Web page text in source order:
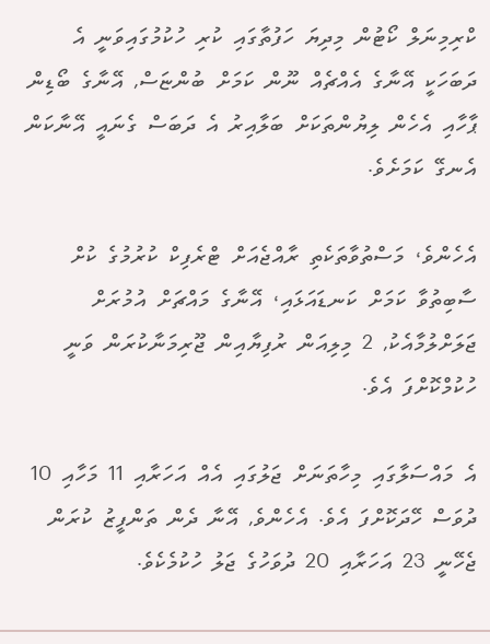
ކްރިމިނަލް ކޯޓުން މިދިޔަ ހަފުތާގައި ކުރި ހުކުމުގައިވަނީ އެ
ދަބަހަކީ އޭނާގެ އެއްޗެއް ނޫން ކަމަށް ބުންޏަސް, އޭނާގެ ބޯޑިން
ޕާހާއި އެހެން ލިޔުންތަކަށް ބަލާއިރު އެ ދަބަސް ގެނައީ އޭނާކަން
އެނގޭ ކަމަށެވެ.
އެހެންވެ، މަސްތުވާތަކެތި ރާއްޖެއަށް ޓްރެފިކް ކުރުމުގެ ކުށް
ސާބިތުވާ ކަމަށް ކަނޑައަޅައި، އޭނާގެ މައްޗަށް އުމުރަށް
ޖަލަށްލުމާއެކު, 2 މިލިއަން ރުފިޔާއިން ޖޫރިމަނާކުރަން ވަނީ
ހުކުމްކޮށްފަ އެވެ.
އެ މައްސަލާގައި މިހާތަނަށް ޖަލުގައި އެއް އަހަރާއި 11 މަހާއި 10
ދުވަސް ހޭދަކޮށްފަ އެވެ. އެހެންވެ, އޭނާ ދެން ތަންފީޒު ކުރަން
ޖެހޭނީ 23 އަހަރާއި 20 ދުވަހުގެ ޖަލު ހުކުމެކެވެ.